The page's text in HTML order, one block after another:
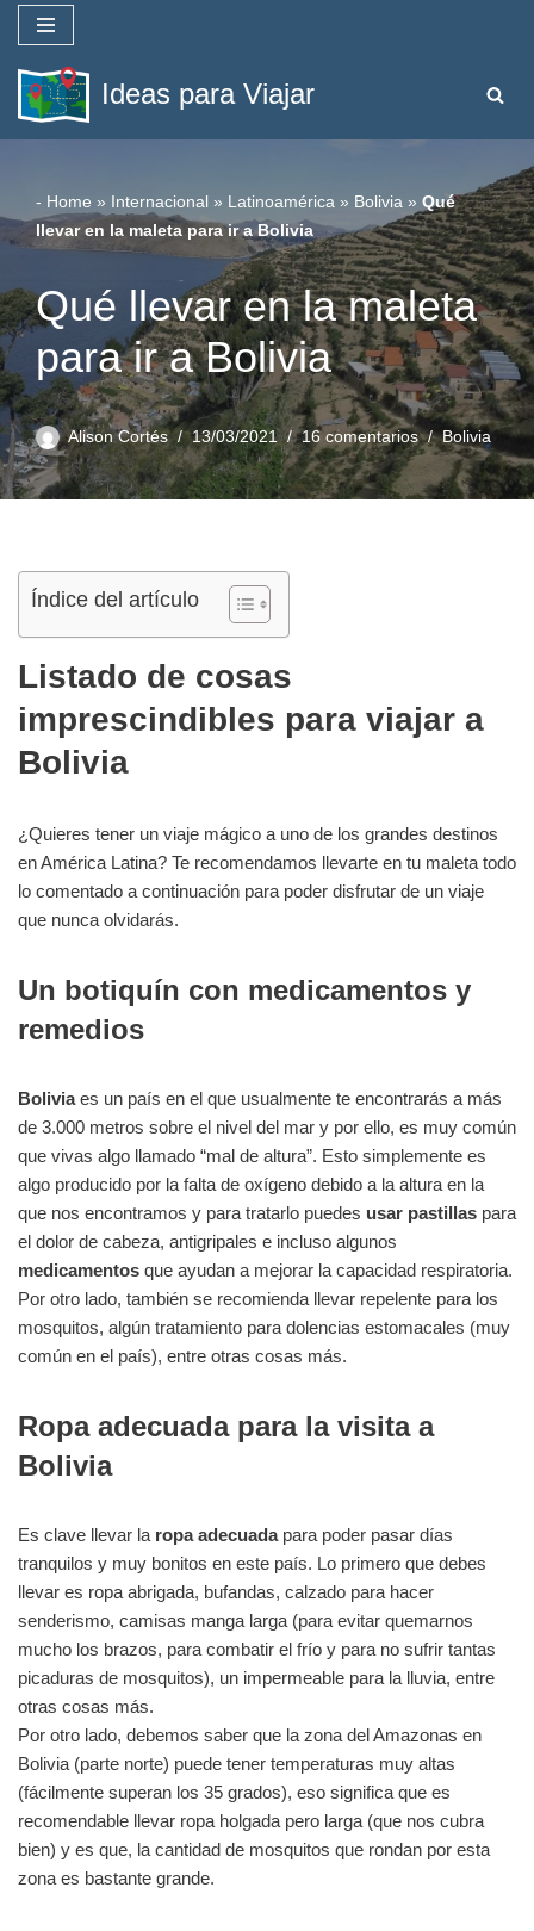
Saltar
al
contenido
Ideas para Viajar
- Home » Internacional » Latinoamérica » Bolivia » Qué
llevar en la maleta para ir a Bolivia
Qué llevar en la maleta
para ir a Bolivia
Alison Cortés 13/03/2021 16 comentarios Bolivia
Índice del artículo
Listado de cosas
imprescindibles para viajar a
Bolivia
¿Quieres tener un viaje mágico a uno de los grandes destinos
en América Latina? Te recomendamos llevarte en tu maleta todo
lo comentado a continuación para poder disfrutar de un viaje
que nunca olvidarás.
Un botiquín con medicamentos y
remedios
Boliviaes un país en el que usualmente te encontrarás a más
de 3.000 metros sobre el nivel del mar y por ello, es muy común
que vivas algo llamado “mal de altura”. Esto simplemente es
algo producido por la falta de oxígeno debido a la altura en la
que nos encontramos y para tratarlo puedes usar pastillas para
el dolor de cabeza, antigripales e incluso algunos
medicamentos que ayudan a mejorar la capacidad respiratoria.
Por otro lado, también se recomienda llevar repelente para los
mosquitos, algún tratamiento para dolencias estomacales (muy
común en el país), entre otras cosas más.
Ropa adecuada para la visita a
Bolivia
Es clave llevar la ropa adecuadapara poder pasar días
tranquilos y muy bonitos en este país. Lo primero que debes
llevar es ropa abrigada, bufandas, calzado para hacer
senderismo, camisas manga larga (para evitar quemarnos
mucho los brazos, para combatir el frío y para no sufrir tantas
picaduras de mosquitos), un impermeable para la lluvia, entre
otras cosas más.
Por otro lado, debemos saber que la zona del Amazonas en
Bolivia (parte norte) puede tener temperaturas muy altas
(fácilmente superan los 35 grados), eso significa que es
recomendable llevar ropa holgada pero larga (que nos cubra
bien) y es que, la cantidad de mosquitos que rondan por esta
zona es bastante grande.